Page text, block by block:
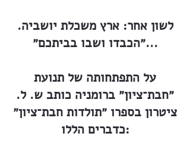
לשון אחר: ארץ משכלת יושביה.
״הכבדו ושבו בביתכם״...
על התפתחותה של תנועת
״חבת־ציון״ ברומניה כותב ש. ל.
ציטרון בספרו ״תולדות חבת־ציון״
כדברים הללו: